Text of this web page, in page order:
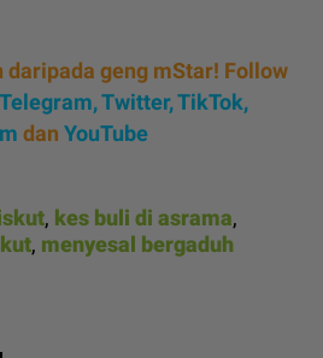
geng mStar! Follow
Telegram,Twitter,TikTok,
dan YouTube
, kes buli di asrama,
, menyesal bergaduh